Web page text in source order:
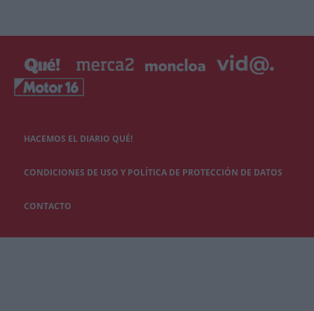
HACEMOS EL DIARIO QUÉ!
CONDICIONES DE USO Y POLÍTICA DE PROTECCIÓN DE DATOS
CONTACTO